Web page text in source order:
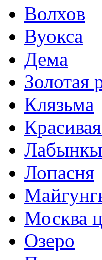
Волхов
Вуокса
Дема
Золотая
Клязьма
Лопасня
Москва
Озеро